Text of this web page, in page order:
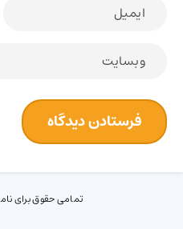
تمامی حقوق برای